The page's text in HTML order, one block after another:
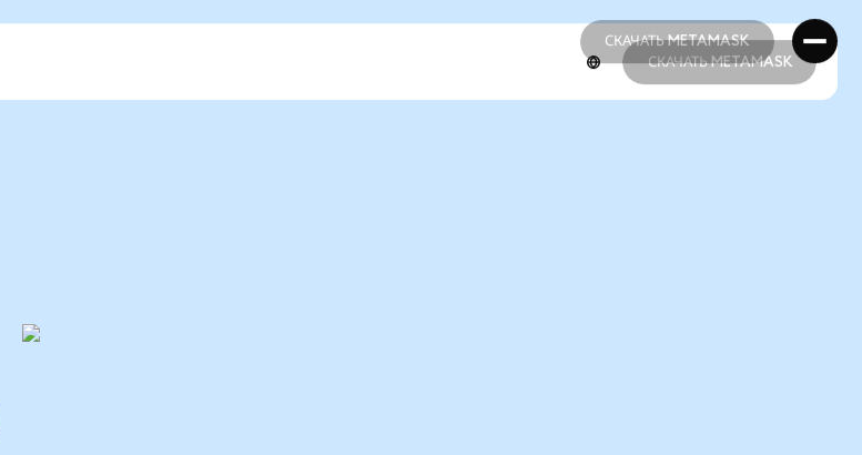
СКАЧАТЬ METAMASK
СКАЧАТЬ METAMASK
СКАЧАТЬ METAMASK